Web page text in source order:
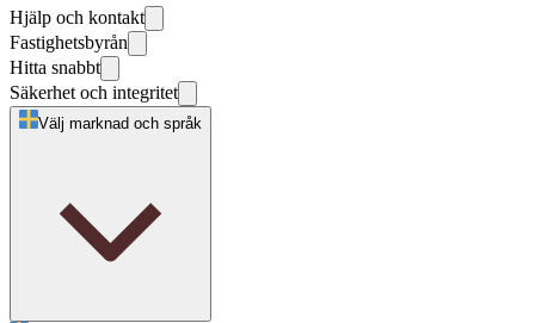
Hjälp och kontakt
Fastighetsbyrån
Hitta snabbt
Säkerhet och integritet
Välj marknad och språk